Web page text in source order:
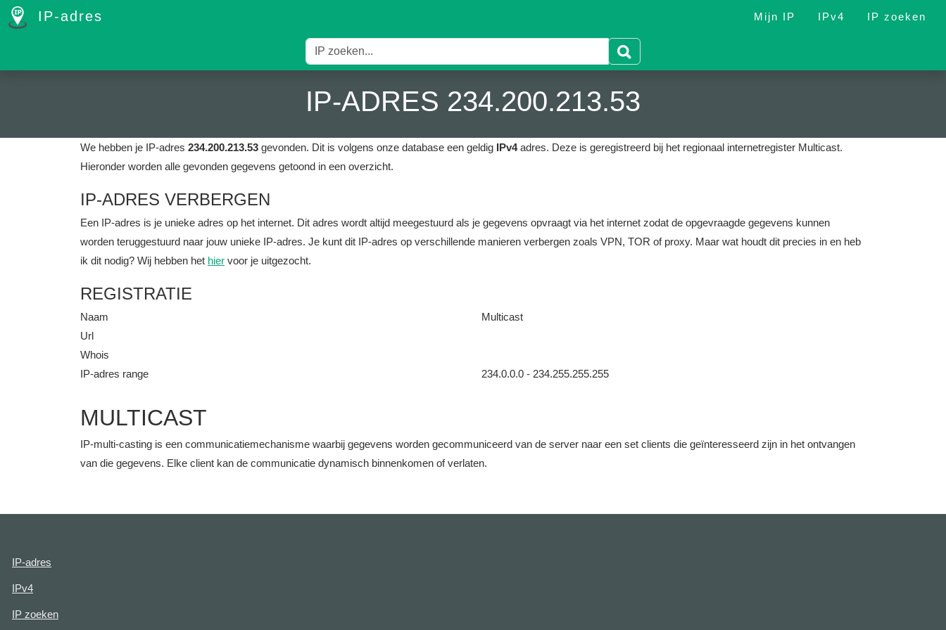
IP-adres Mijn IP IPv4 IP zoeken
IP-ADRES 234.200.213.53
We hebben je IP-adres 234.200.213.53 gevonden. Dit is volgens onze database een geldig IPv4adres. Deze is geregistreerd bij het regionaal internetregister Multicast.
Hieronder worden alle gevonden gegevens getoond in een overzicht.
IP-ADRES VERBERGEN
Een IP-adres is je unieke adres op het internet. Dit adres wordt altijd meegestuurd als je gegevens opvraagt via het internet zodat de opgevraagde gegevens kunnen
worden teruggestuurd naar jouw unieke IP-adres. Je kunt dit IP-adres op verschillende manieren verbergen zoals VPN, TOR of proxy. Maar wat houdt dit precies in en heb
ik dit nodig? Wij hebben het hier voor je uitgezocht.
REGISTRATIE
Naam
Multicast
Url
Whois
IP-adres range
234.0.0.0 - 234.255.255.255
MULTICAST
IP-multi-casting is een communicatiemechanisme waarbij gegevens worden gecommuniceerd van de server naar een set clients die geïnteresseerd zijn in het ontvangen
van die gegevens. Elke client kan de communicatie dynamisch binnenkomen of verlaten.
IP-adres
IPv4
IP zoeken